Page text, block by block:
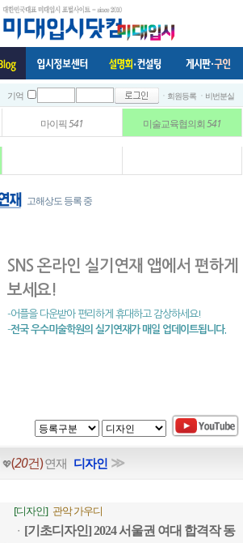
기억 ㆍ회원등록 ㆍ비번분실
마이픽541 미술교육협의회541
고해상도 등록 중
SNS 온라인 실기연재 앱에서 편하게
보세요!
-어플을 다운받아 편리하게 휴대하고 감상하세요!
-전국 우수미술학원의 실기연재가 매일 업데이트됩니다.
💖(20건)연재 디자인 ≫
[디자인] 관악 가우디
ㆍ [기초디자인] 2024 서울권 여대 합격작 동